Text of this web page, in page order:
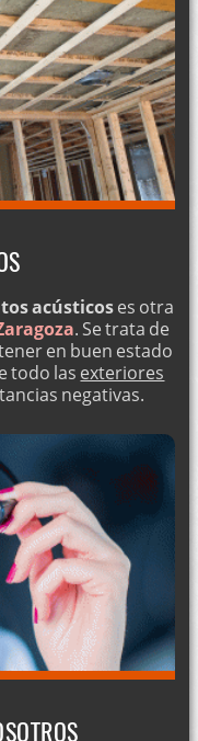
acústicoses otra
. Se trata de
en buen estado
todo las exteriores
negativas.